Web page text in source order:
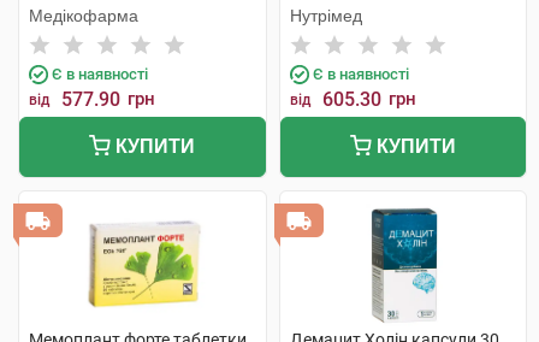
Медікофарма
Є в наявності
від 577.90 грн
КУПИТИ
Нутрімед
Є в наявності
від 605.30 грн
КУПИТИ